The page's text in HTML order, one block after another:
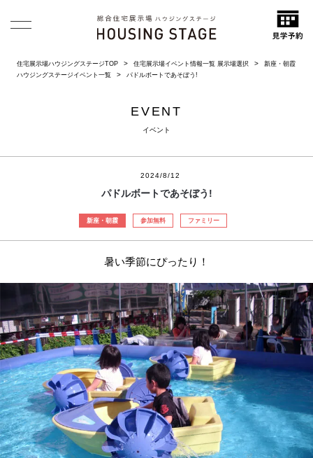
住宅展示場ハウジングステージTOP 住宅展示場イベント情報一覧 展示場選択
新座・朝霞
ハウジングステージイベント一覧
パドルボートであそぼう!
EVENT
イベント
2024/8/12
パドルボートであそぼう!
新座・朝霞 参加無料 ファミリー
暑い季節にぴったり！